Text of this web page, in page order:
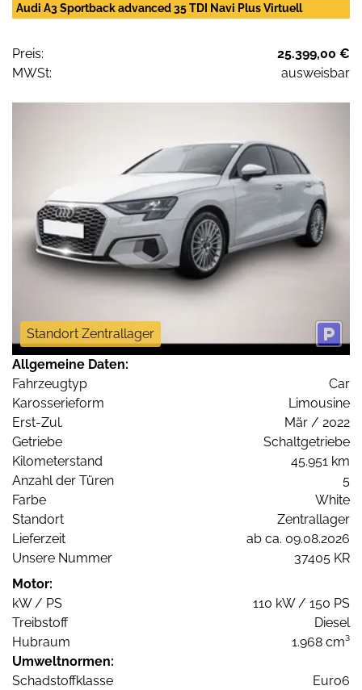
Audi A3 Sportback advanced 35 TDI Navi Plus Virtuell
Preis:
25.399,00 €
MWSt:
ausweisbar
Standort Zentrallager
Allgemeine Daten:
Fahrzeugtyp
Car
Karosserieform
Limousine
Erst-Zul.
Mär / 2022
Getriebe
Schaltgetriebe
Kilometerstand
45.951 km
Anzahl der Türen
5
Farbe
White
Standort
Zentrallager
Lieferzeit
ab ca. 09.08.2026
Unsere Nummer
37405 KR
Motor:
kW / PS
110 kW / 150 PS
Treibstoff
Diesel
Hubraum
1.968 cm³
Umweltnormen:
Schadstoffklasse
Euro6